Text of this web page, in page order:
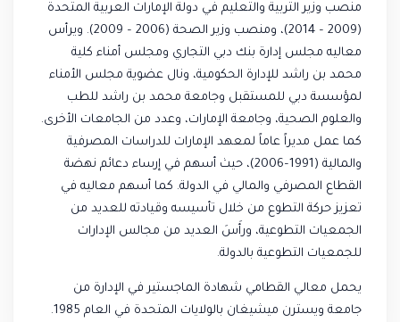
منصب وزير التربية والتعليم في دولة الإمارات العربية المتحدة
(2009 – 2014)، ومنصب وزير الصحة (2006 – 2009). ويرأس
معاليه مجلس إدارة بنك دبي التجاري ومجلس أمناء كلية
محمد بن راشد للإدارة الحكومية، ونال عضوية مجلس الأمناء
لمؤسسة دبي للمستقبل وجامعة محمد بن راشد للطب
والعلوم الصحية، وجامعة الإمارات، وعدد من الجامعات الأخرى.
كما عمل مديراً عاماً لمعهد الإمارات للدراسات المصرفية
والمالية (1991–2006)، حيث أسهم في إرساء دعائم نهضة
القطاع المصرفي والمالي في الدولة. كما أسهم معاليه في
تعزيز حركة التطوع من خلال تأسيسه وقيادته للعديد من
الجمعيات التطوعية، ورأَسَ العديد من مجالس الإدارات
للجمعيات التطوعية بالدولة.
يحمل معالي القطامي شهادة الماجستير في الإدارة من
جامعة ويسترن ميشيغان بالولايات المتحدة في العام 1985.